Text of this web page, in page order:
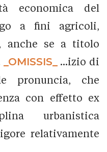
economica del
a fini agricoli,
anche se a titolo
_OMISSIS_
...izio di
pronuncia, che
con effetto ex
urbanistica
relativamente